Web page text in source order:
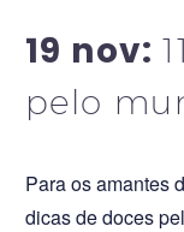
19 nov:
pelo
Para os amantes
dicas de doces